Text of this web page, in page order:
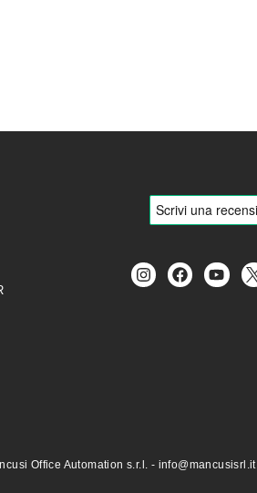
Office Automation s.r.l. - info@mancusisrl.it